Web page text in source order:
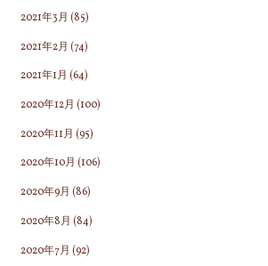
2021年3月 (85)
2021年2月 (74)
2021年1月 (64)
2020年12月 (100)
2020年11月 (95)
2020年10月 (106)
2020年9月 (86)
2020年8月 (84)
2020年7月 (92)